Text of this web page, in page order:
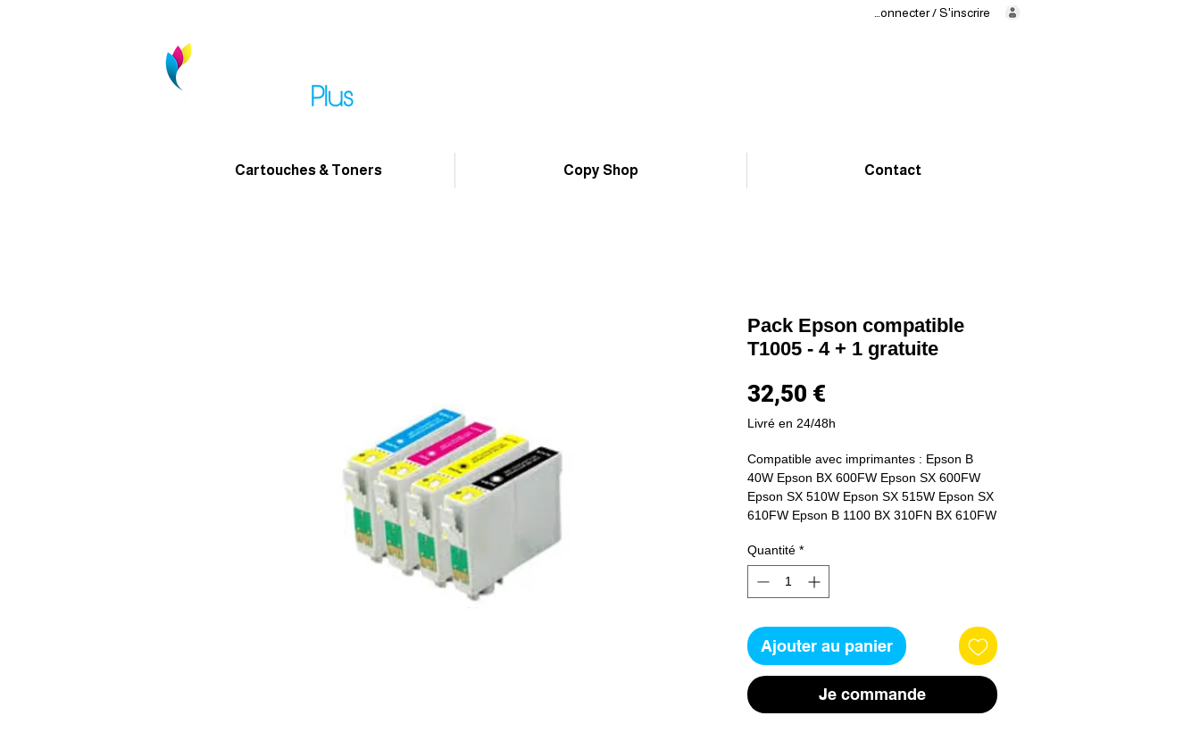
Se connecter / S'inscrire
Cartouches & Toners Copy Shop Contact
Pack Epson compatible
T1005 - 4 + 1 gratuite
32,50 €Prix
Livré en 24/48h
Compatible avec imprimantes : Epson B
40W Epson BX 600FW Epson SX 600FW
Epson SX 510W Epson SX 515W Epson SX
610FW Epson B 1100 BX 310FN BX 610FW
Quantité *
Ajouter au panier
Je commande